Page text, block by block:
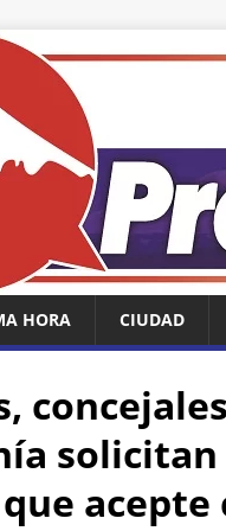
HORA CIUDAD